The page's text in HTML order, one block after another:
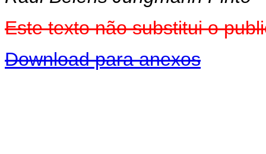
Este texto não substitui o
Download para anexos